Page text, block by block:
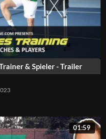
& Spieler - Trailer
01:59